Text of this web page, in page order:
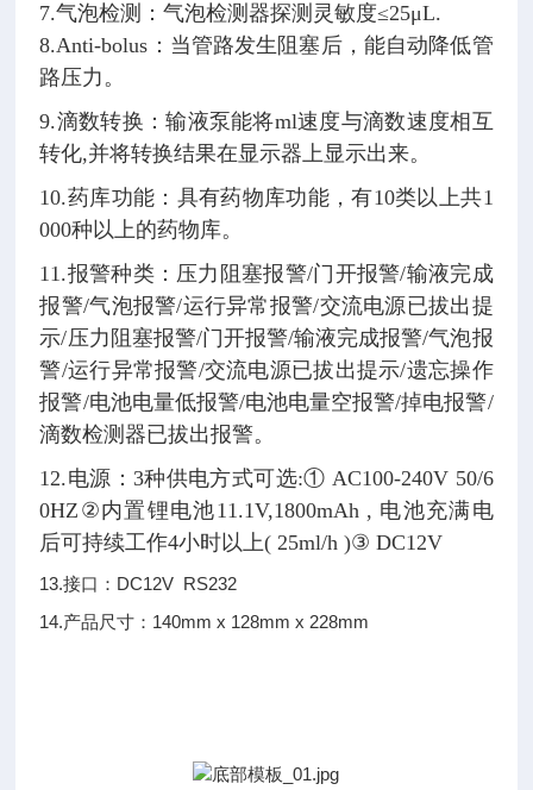
7.气泡检测：气泡检测器探测灵敏度≤25μL.
8.Anti-bolus：当管路发生阻塞后，能自动降低管
路压力。
9.滴数转换：输液泵能将ml速度与滴数速度相互
转化,并将转换结果在显示器上显示出来。
10.药库功能：具有药物库功能，有10类以上共1
000种以上的药物库。
11.报警种类：压力阻塞报警/门开报警/输液完成
报警/气泡报警/运行异常报警/交流电源已拔出提
示/压力阻塞报警/门开报警/输液完成报警/气泡报
警/运行异常报警/交流电源已拔出提示/遗忘操作
报警/电池电量低报警/电池电量空报警/掉电报警/
滴数检测器已拔出报警。
12.电源：3种供电方式可选:① AC100-240V 50/6
0HZ②内置锂电池11.1V,1800mAh , 电池充满电
后可持续工作4小时以上( 25ml/h )③ DC12V
13.接口：DC12V RS232
14.产品尺寸：140mm x 128mm x 228mm